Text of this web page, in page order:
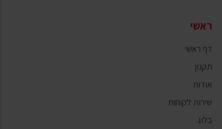
ראשי
דף ראשי
תקנון
אודות
שירות לקוחות
בלוג